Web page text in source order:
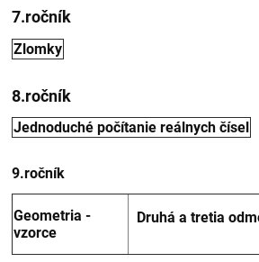
7.ročník
Zlomky
8.ročník
Jednoduché počítanie reálnych čísel
9.ročník
Geometria -
vzorce
Druhá a tretia